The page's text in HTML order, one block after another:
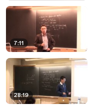
7:11
28:19